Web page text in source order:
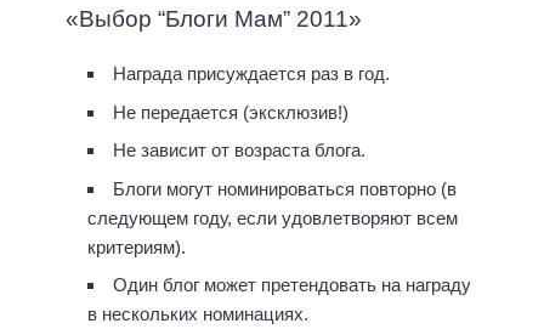
«Выбор “Блоги Мам” 2011»
Награда присуждается раз в год.
Не передается (эксклюзив!)
Не зависит от возраста блога.
Блоги могут номинироваться повторно (в
следующем году, если удовлетворяют всем
критериям).
Один блог может претендовать на награду
в нескольких номинациях.